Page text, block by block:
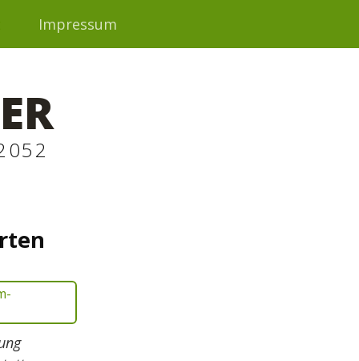
Impressum